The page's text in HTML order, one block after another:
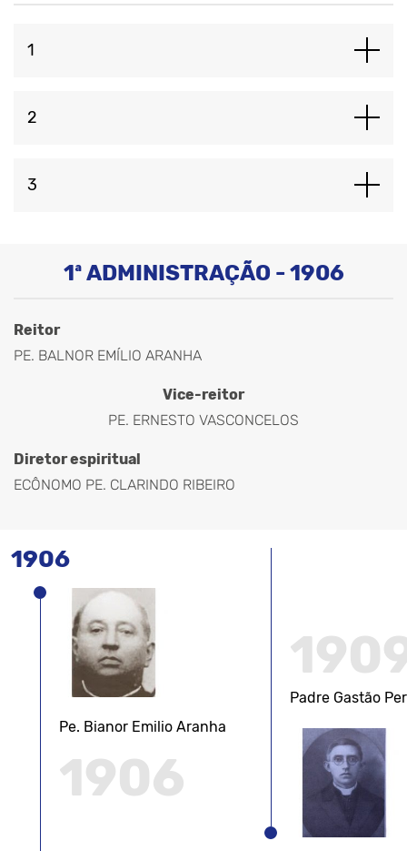
1
2
3
1ª ADMINISTRAÇÃO - 1906
Reitor
PE. BALNOR EMÍLIO ARANHA
Vice-reitor
PE. ERNESTO VASCONCELOS
Diretor espiritual
ECÔNOMO PE. CLARINDO RIBEIRO
1906
Pe. Bianor Emilio Aranha
1906
Padre Gastão